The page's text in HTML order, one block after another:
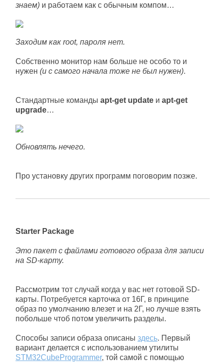
знаем) и работаем как с обычным компом…
Заходим как root, пароля нет.
Собственно монитор нам больше не особо то и
нужен (и с самого начала тоже не был нужен).
Стандартные команды apt-get update и apt-get
upgrade…
Обновлять нечего.
Про установку других программ поговорим позже.
Starter Package
Это пакет с файлами готового образа для записи
на SD-карту.
Рассмотрим тот случай когда у вас нет готовой SD-
карты. Потребуется карточка от 16Г, в принципе
образ по умолчанию влезет и на 2Г, но лучше взять
побольше чтоб потом увеличить разделы.
Способы записи образа описаны здесь. Первый
вариант делается с использованием утилиты
STM32CubeProgrammer, той самой с помощью